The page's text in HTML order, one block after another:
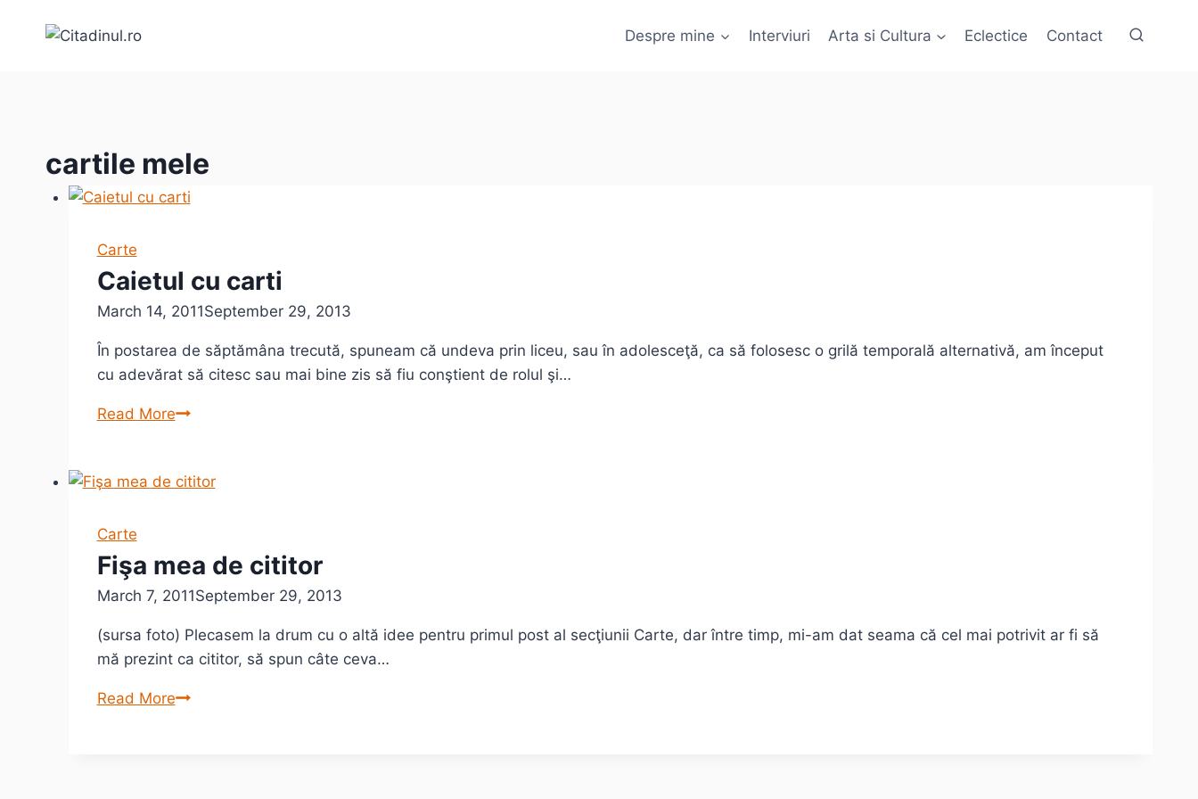
Despre mine Interviuri Arta si Cultura Eclectice Contact
cartile mele
Carte
Caietul cu carti
March 14, 2011September 29, 2013
În postarea de săptămâna trecută, spuneam că undeva prin liceu, sau în adolesceţă, ca să folosesc o grilă temporală alternativă, am început
cu adevărat să citesc sau mai bine zis să fiu conştient de rolul şi…
Read MoreCaietul
Carte
Fişa mea de cititor
March 7, 2011September 29, 2013
(sursa foto) Plecasem la drum cu o altă idee pentru primul post al secţiunii Carte, dar între timp, mi-am dat seama că cel mai potrivit ar fi să
mă prezint ca cititor, să spun câte ceva…
Read MoreFişa